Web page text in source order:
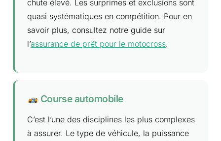
chute élevé. Les surprimes et exclusions sont
quasi systématiques en compétition. Pour en
savoir plus, consultez notre guide sur
l’assurance de prêt pour le motocross.
Course automobile
C’est l’une des disciplines les plus complexes
à assurer. Le type de véhicule, la puissance